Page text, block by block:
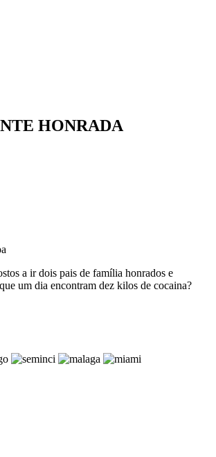
HONRADA
a ir dois pais de família honrados e
um dia encontram dez kilos de cocaina?